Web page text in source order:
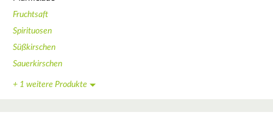
Fruchtsaft
Spirituosen
Süßkirschen
Sauerkirschen
+ 1 weitere Produkte